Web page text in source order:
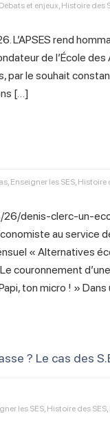
Débats et enjeux, Histoire des
L’APSES rend
de l’École des
par le souhait
[…]
, Enseigner les SES, Histoire
denis-clerc-un-
au service
« Alternatives
couronnement
ton micro ! »
? Le cas des
les SES, Histoire des SES,